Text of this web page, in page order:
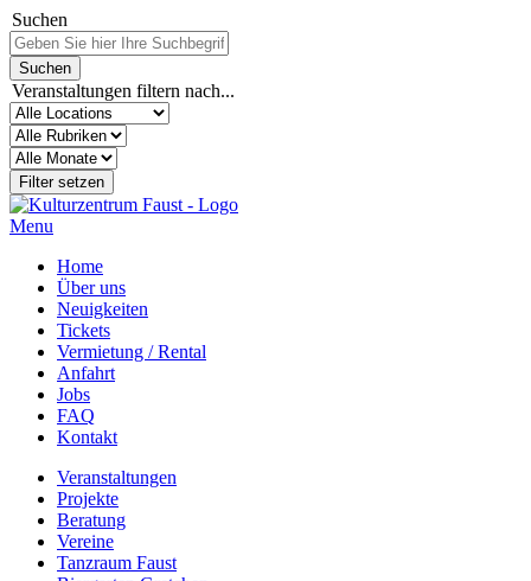
Suchen
Veranstaltungen filtern nach...
Menu
Home
Über uns
Neuigkeiten
Tickets
Vermietung / Rental
Anfahrt
Jobs
FAQ
Kontakt
Veranstaltungen
Projekte
Beratung
Vereine
Tanzraum Faust